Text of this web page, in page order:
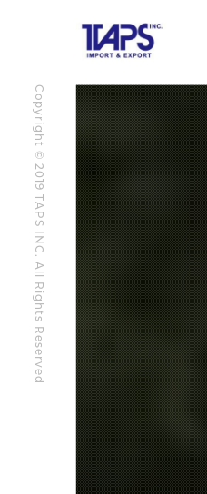
Copyright © 2019 TAPS INC. All Rights Reserved